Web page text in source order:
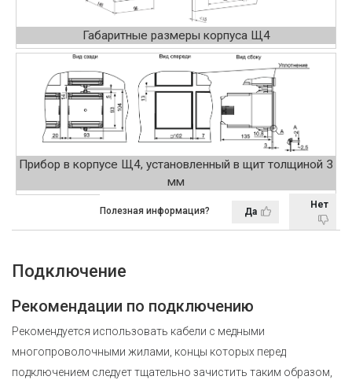
Габаритные размеры корпуса Щ4
Прибор в корпусе Щ4, установленный в щит толщиной 3
мм
Полезная информация? Да
Нет
Подключение
Рекомендации по подключению
Рекомендуется использовать кабели с медными
многопроволочными жилами, концы которых перед
подключением следует тщательно зачистить таким образом,